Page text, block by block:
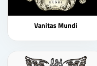
Vanitas Mundi